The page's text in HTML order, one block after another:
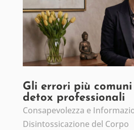
Gli errori più
detox professionali
Consapevolezza e
Disintossicazione del Corpo